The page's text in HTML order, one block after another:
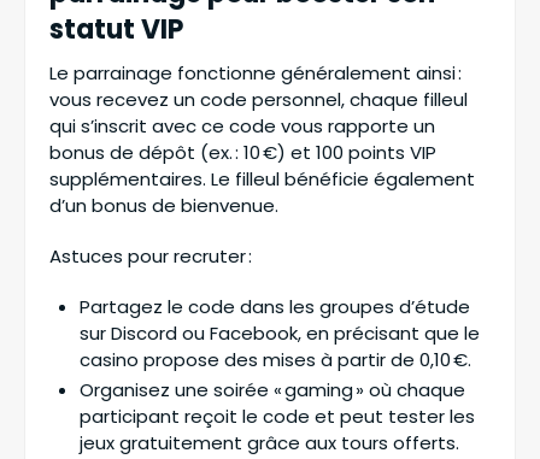
statut VIP
Le parrainage fonctionne généralement ainsi :
vous recevez un code personnel, chaque filleul
qui s’inscrit avec ce code vous rapporte un
bonus de dépôt (ex. : 10 €) et 100 points VIP
supplémentaires. Le filleul bénéficie également
d’un bonus de bienvenue.
Astuces pour recruter :
Partagez le code dans les groupes d’étude
sur Discord ou Facebook, en précisant que le
casino propose des mises à partir de 0,10 €.
Organisez une soirée « gaming » où chaque
participant reçoit le code et peut tester les
jeux gratuitement grâce aux tours offerts.